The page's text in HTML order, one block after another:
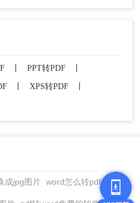
PPT转PDF
XPS转PDF
成jpg图片 word怎么转pdf